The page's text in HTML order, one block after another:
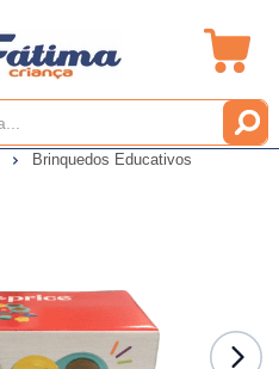
Brinquedos Educativos